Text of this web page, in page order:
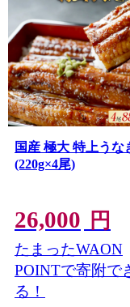
国産 極大 特上うな
(220g×4尾)
26,000 円
たまったWAON
POINTで寄附で
る！